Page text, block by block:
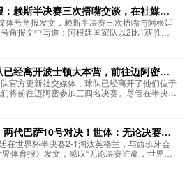
：赖斯半决赛三次捂嘴交谈，在社媒引
讨论
体号角报发文，赖斯半决赛三次捂嘴与阿根廷
角报文中写道：阿根廷国家队以2比1获胜
斯捂嘴说话的相关画面，他在场上的行为未被
可能导致直接红牌。这位英格兰中场球员在...
已经离开波士顿大本营，前往迈阿密备
官方更新社交媒体，球队已经离开了他们位于
将前往迈阿密参加三四名决赛。尽管在半决赛
士顿时依然受到了欢迎，球迷们挥舞法国国旗
7月19日凌晨5点，法国将和英格兰争...
两代巴萨10号对决！世体：无论决赛谁
于拉玛西亚
在世界杯半决赛2-1淘汰英格兰，与西班牙会
体育报》发文，感叹“无论决赛谁赢，世界杯
。文章写道：梅西与亚马尔，上演巴萨主义者
亚青训营在大赛舞台上尽显强势存在若冠军